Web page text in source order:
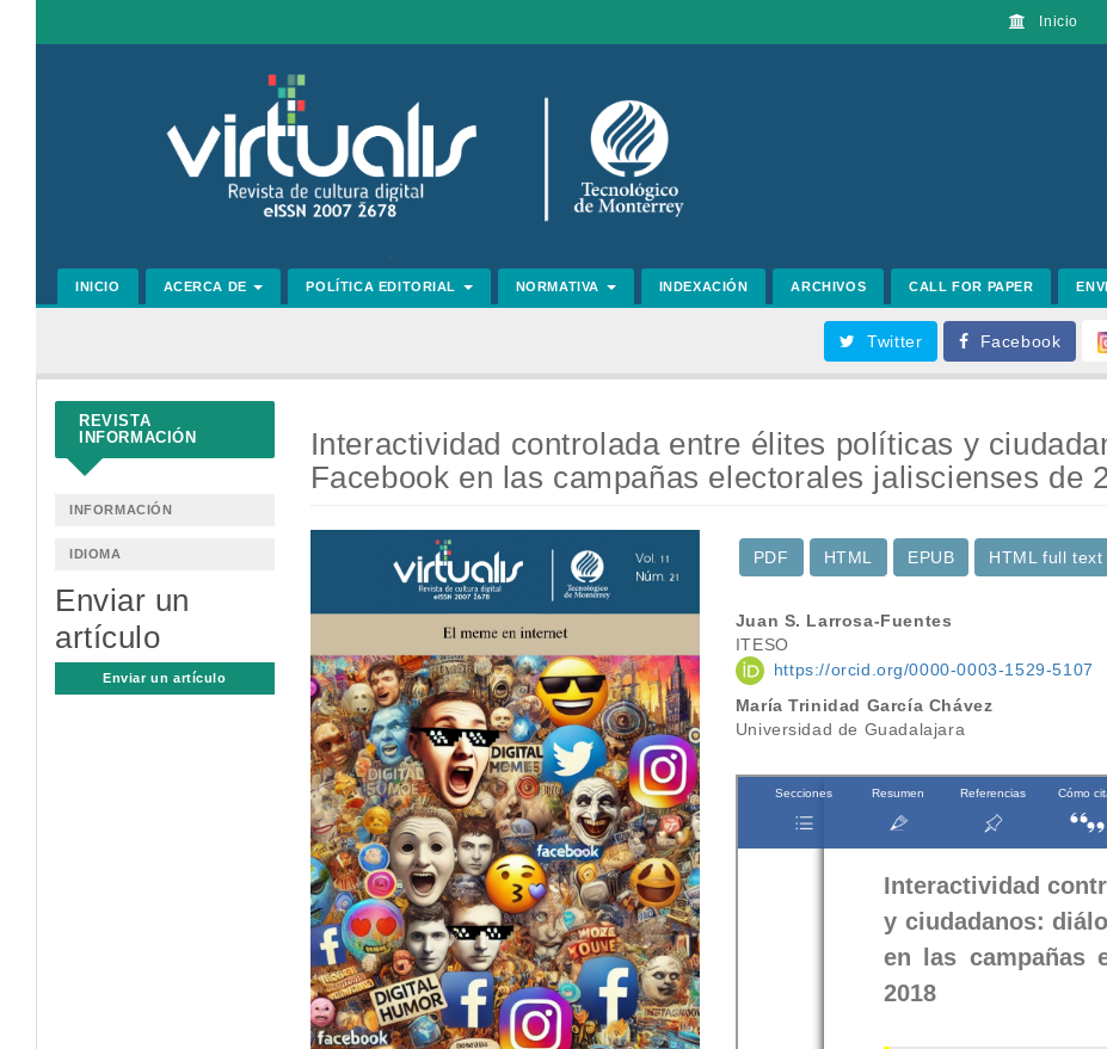
Inicio
INICIO ACERCA DE POLÍTICA EDITORIAL NORMATIVA INDEXACIÓN ARCHIVOS CALL FOR PAPER
Twitter Facebook
REVISTA
INFORMACIÓN
INFORMACIÓN
IDIOMA
Enviar un
artículo
Enviar un artículo
Interactividad controlada entre élites políticas y
Facebook en las campañas electorales jaliscienses de
lateral
del
artículo
PDF
HTML
EPUB
HTML full text
Contenido
principal
del
artículo
Juan S. Larrosa-Fuentes
ITESO
https://orcid.org/0000-0003-1529-5107
María Trinidad García Chávez
Universidad de Guadalajara